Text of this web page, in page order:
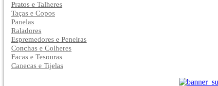
Pratos e Talheres
Taças e Copos
Panelas
Raladores
Espremedores e Peneiras
Conchas e Colheres
Facas e Tesouras
Canecas e Tijelas